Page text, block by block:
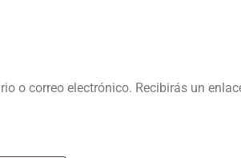
o correo electrónico. Recibirás un